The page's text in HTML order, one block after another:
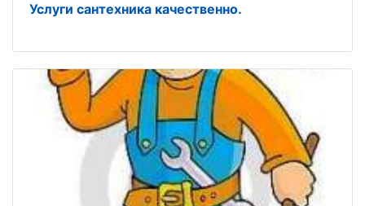
Услуги сантехника качественно.